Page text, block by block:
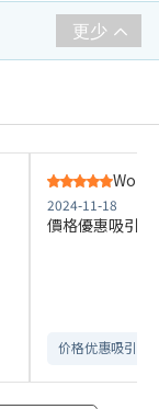
更少
2024-11-18
價格優惠吸引
价格优惠吸引